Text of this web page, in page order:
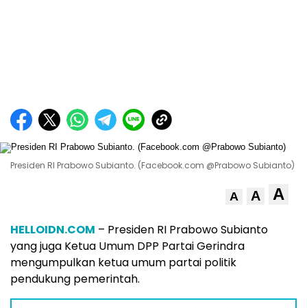
Presiden RI Prabowo Subianto. (Facebook.com @Prabowo Subianto)
A A A
HELLOIDN.COM – Presiden RI Prabowo Subianto
yang juga Ketua Umum DPP Partai Gerindra
mengumpulkan ketua umum partai politik
pendukung pemerintah.